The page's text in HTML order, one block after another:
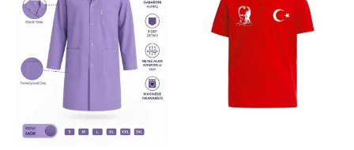
Neden Kaliteli İş Elbiseleri Tercih Edilmeli?
Güvenlik:
İş elbiseleri, çalışanların olası iş kazalarından
korunmasını sağlar. Yüksek görünürlüklü yelekler, yangına
dayanıklı giysiler ve çelik burunlu iş ayakkabıları gibi koruyucu
donanımlar, güvenliği artırır.
Konfor:
Nefes alabilen, esnek ve dayanıklı malzemelerden
üretilen iş elbiseleri, çalışanların gün boyu rahat etmesini sağlar.
Dayanıklılık: Kaliteli iş elbiseleri, zorlu çalışma koşullarına karşı
uzun süre dayanıklıdır, bu da işletmeler için uzun vadede maliyet